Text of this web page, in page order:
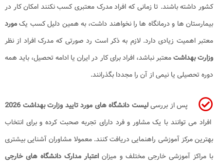
کشور داشته باشند. تا زمانی که افراد مدرک معتبری کسب نکنند امکان کار در
بیمارستان ها و درمانگاه ها را نخواهند داشت، به همین دلیل کسب یکمورد
معتبر اهمیت زیادی دارد. لازم به ذکر است رد صورتی که مدرک افراد از نظر
وزارت بهداشتمعتبر نباشد، افراد برای کار در ایران یا ادامه تحصیل، باید همه
دوره تحصیلی یا نیمی از آن را مجددا بگذرانند.
پس از بررسیلیست دانشگاه های مورد تایید وزارت بهداشت 2026​
افراد می توانند با یک مشاور و فرد دارای تجربه صحبت کرده و برای انتخاب
بهترین مرکز آموزشی راهنمایی دریافت کنند. معمولا مشاوران آشنایی بیشتری
با مراکز آموزشی خارجی مختلف و میزان اعتبار مدارک دانشگاه های خارجی